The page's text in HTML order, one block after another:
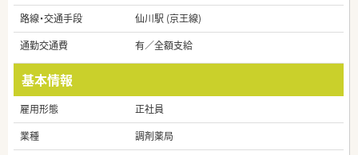
路線・交通手段
仙川駅 (京王線)
通勤交通費
有／全額支給
基本情報
雇用形態
正社員
業種
調剤薬局